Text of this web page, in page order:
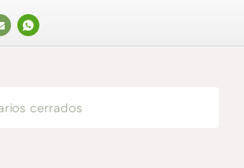
WHATSAPP
cerrados